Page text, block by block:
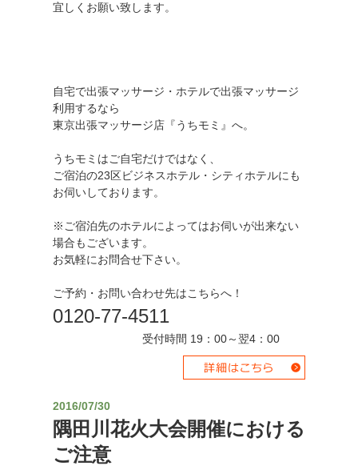
宜しくお願い致します。
自宅で出張マッサージ・ホテルで出張マッサージ
利用するなら
東京出張マッサージ店『うちモミ』へ。
うちモミはご自宅だけではなく、
ご宿泊の23区ビジネスホテル・シティホテルにも
お伺いしております。
※ご宿泊先のホテルによってはお伺いが出来ない
場合もございます。
お気軽にお問合せ下さい。
ご予約・お問い合わせ先はこちらへ！
0120-77-4511
受付時間 19：00～翌4：00
2016/07/30
隅田川花火大会開催における
ご注意